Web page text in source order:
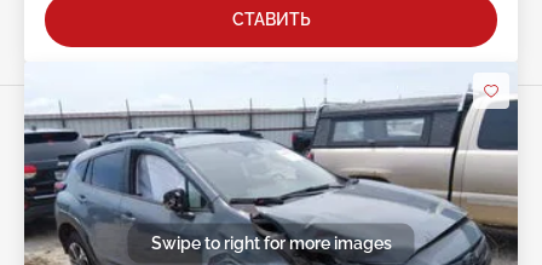
СТАВИТЬ
Swipe to right for more images